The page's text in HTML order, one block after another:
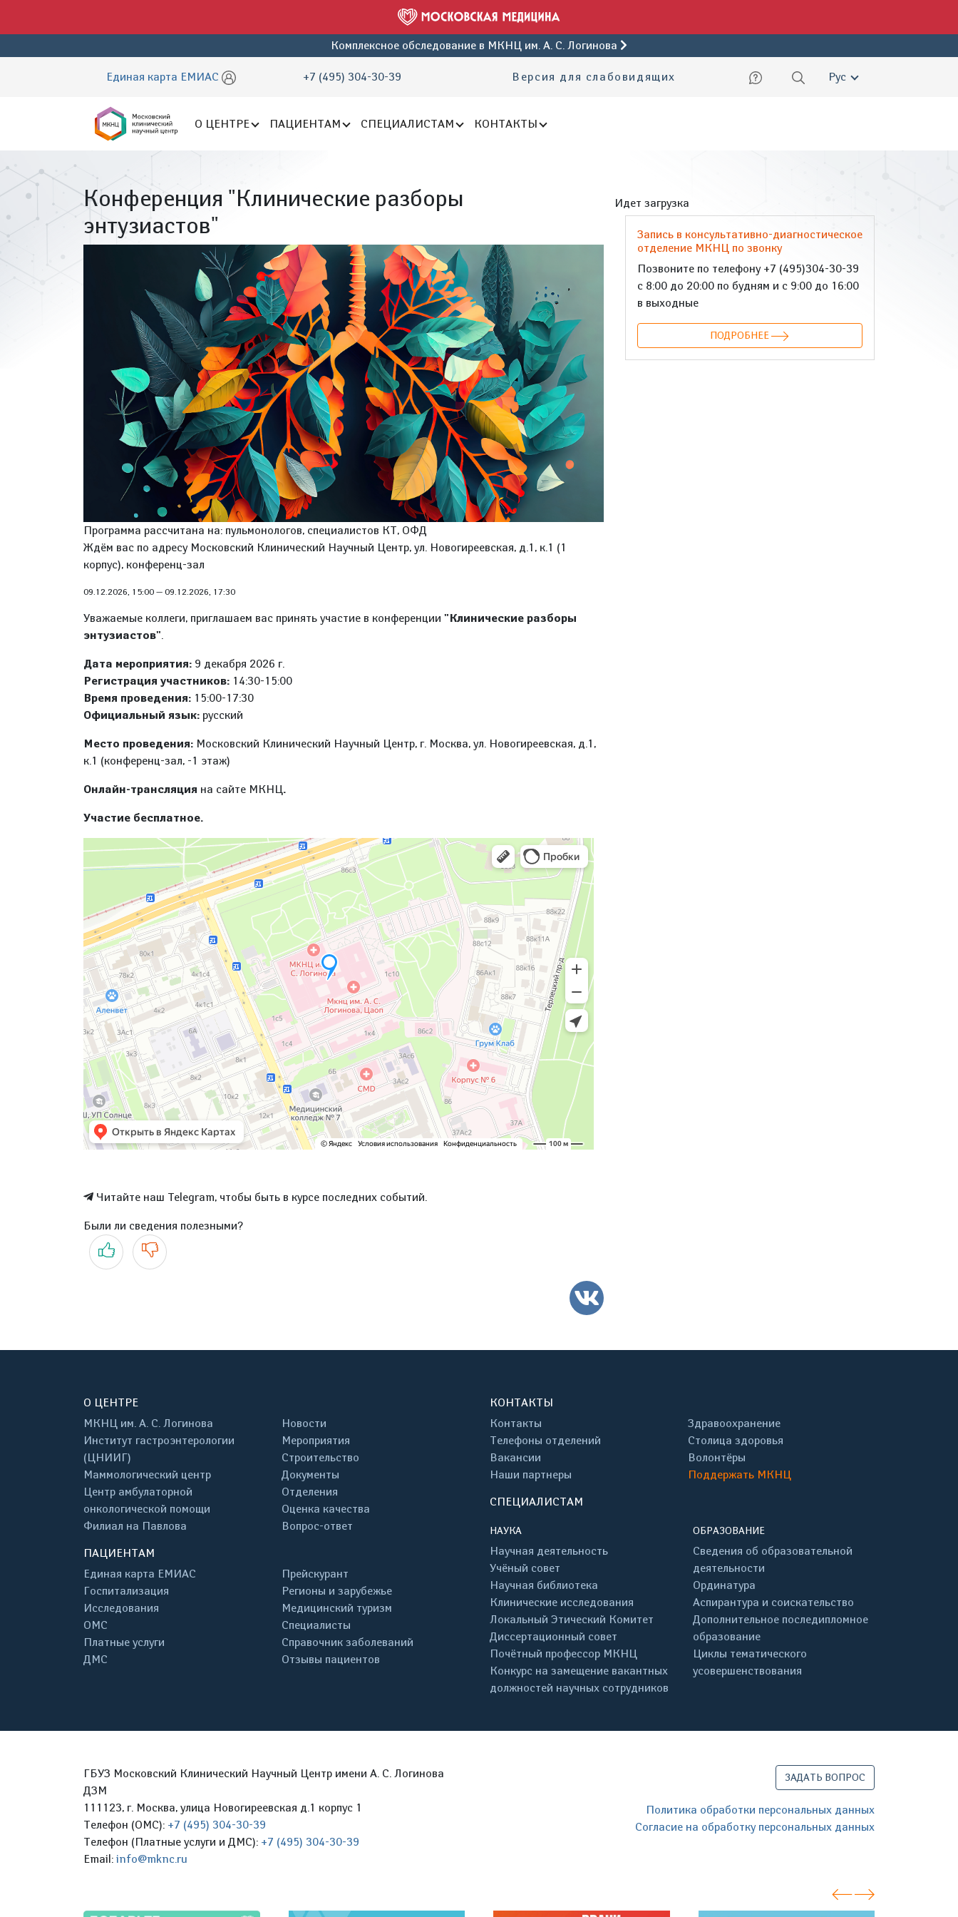
Комплексное обследование в МКНЦ им. А. С. Логинова
Единая карта ЕМИАС +7 (495) 304-30-39 Версия для слабовидящих Русский
О ЦЕНТРЕ ПАЦИЕНТАМ СПЕЦИАЛИСТАМ КОНТАКТЫ
Конференция "Клинические разборы
энтузиастов"
Программа рассчитана на: пульмонологов, специалистов КТ, ОФД
Ждём вас по адресу Московский Клинический Научный Центр, ул. Новогиреевская, д.1, к.1 (1
корпус), конференц-зал
09.12.2026, 15:00 — 09.12.2026, 17:30
Уважаемые коллеги, приглашаем вас принять участие в конференции "Клинические разборы
энтузиастов".
Дата мероприятия: 9 декабря 2026 г.
Регистрация участников: 14:30-15:00
Время проведения: 15:00-17:30
Официальный язык: русский
Место проведения: Московский Клинический Научный Центр, г. Москва, ул. Новогиреевская, д.1,
к.1 (конференц-зал, -1 этаж)
Онлайн-трансляция на сайте МКНЦ.
Участие бесплатное.
Читайте наш Telegram, чтобы быть в курсе последних событий.
Были ли сведения полезными?
Да Нет
ВКонтакте
Идет загрузка
Запись в консультативно-диагностическое
отделение МКНЦ по звонку
Позвоните по телефону +7 (495)304-30-39
с 8:00 до 20:00 по будням и с 9:00 до 16:00
в выходные
ПОДРОБНЕЕ
О ЦЕНТРЕ
МКНЦ им. А. С. Логинова
Институт гастроэнтерологии
(ЦНИИГ)
Маммологический центр
Центр амбулаторной
онкологической помощи
Филиал на Павлова
Новости
Мероприятия
Строительство
Документы
Отделения
Оценка качества
Вопрос-ответ
ПАЦИЕНТАМ
Единая карта ЕМИАС
Госпитализация
Исследования
ОМС
Платные услуги
ДМС
Прейскурант
Регионы и зарубежье
Медицинский туризм
Специалисты
Справочник заболеваний
Отзывы пациентов
КОНТАКТЫ
Контакты
Телефоны отделений
Вакансии
Наши партнеры
Здравоохранение
Столица здоровья
Волонтёры
Поддержать МКНЦ
СПЕЦИАЛИСТАМ
НАУКА
Научная деятельность
Учёный совет
Научная библиотека
Клинические исследования
Локальный Этический Комитет
Диссертационный совет
Почётный профессор МКНЦ
Конкурс на замещение вакантных
должностей научных сотрудников
ОБРАЗОВАНИЕ
Сведения об образовательной
деятельности
Ординатура
Аспирантура и соискательство
Дополнительное последипломное
образование
Циклы тематического
усовершенствования
ГБУЗ Московский Клинический Научный Центр имени А. С. Логинова
ДЗМ
111123, г. Москва, улица Новогиреевская д.1 корпус 1
Телефон (ОМС): +7 (495) 304-30-39
Телефон (Платные услуги и ДМС): +7 (495) 304-30-39
Email: info@mknc.ru
ЗАДАТЬ ВОПРОС
Политика обработки персональных данных
Согласие на обработку персональных данных